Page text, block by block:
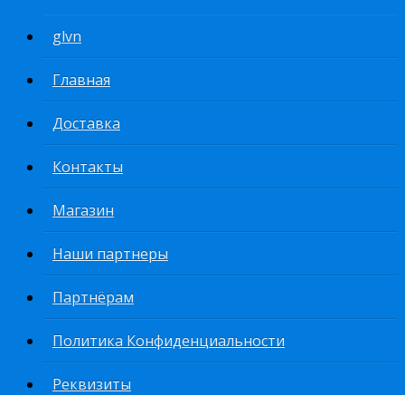
glvn
Главная
Доставка
Контакты
Магазин
Наши партнеры
Партнёрам
Политика Конфиденциальности
Реквизиты